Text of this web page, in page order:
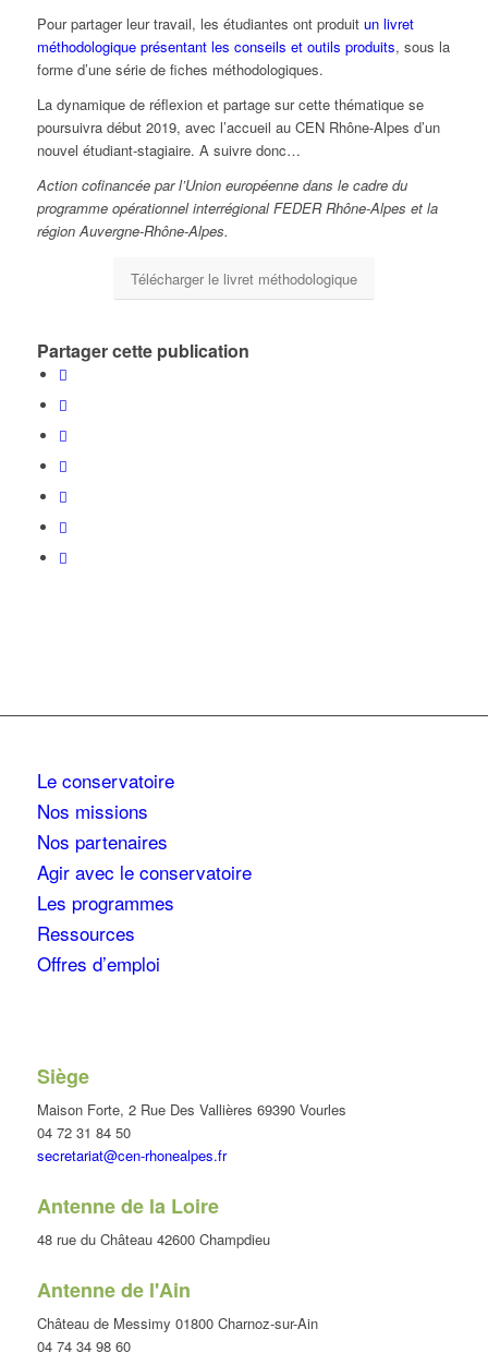
Pour partager leur travail, les étudiantes ont produit un livret
méthodologique présentant les conseils et outils produits, sous la
forme d’une série de fiches méthodologiques.
La dynamique de réflexion et partage sur cette thématique se
poursuivra début 2019, avec l’accueil au CEN Rhône-Alpes d’un
nouvel étudiant-stagiaire. A suivre donc…
Action cofinancée par l’Union européenne dans le cadre du
programme opérationnel interrégional FEDER Rhône-Alpes et la
région Auvergne-Rhône-Alpes.
Télécharger le livret méthodologique
Partager cette publication
Le conservatoire
Nos missions
Nos partenaires
Agir avec le conservatoire
Les programmes
Ressources
Offres d’emploi
Siège
Maison Forte, 2 Rue Des Vallières 69390 Vourles
04 72 31 84 50
secretariat@cen-rhonealpes.fr
Antenne de la Loire
48 rue du Château 42600 Champdieu
Antenne de l'Ain
Château de Messimy 01800 Charnoz-sur-Ain
04 74 34 98 60